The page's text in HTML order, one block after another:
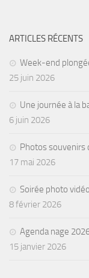
Peinture
Les Palmes du
MATERIEL
ARTICLES RÉCENTS
Week-end
25 juin 2026
Une journée à la
6 juin 2026
Photos souvenirs
17 mai 2026
Soirée photo
8 février 2026
Agenda nage
15 janvier 2026